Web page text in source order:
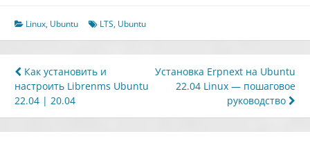
Linux, Ubuntu LTS, Ubuntu
Навигация
по
записям
Как установить и
настроить Librenms Ubuntu
22.04 | 20.04
Установка Erpnext на Ubuntu
22.04 Linux — пошаговое
руководство